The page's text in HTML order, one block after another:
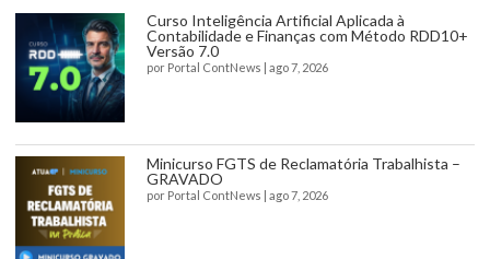
Curso Inteligência Artificial Aplicada à
Contabilidade e Finanças com Método RDD10+
Versão 7.0
por Portal ContNews ago 7, 2026
Minicurso FGTS de Reclamatória Trabalhista –
GRAVADO
por Portal ContNews ago 7, 2026